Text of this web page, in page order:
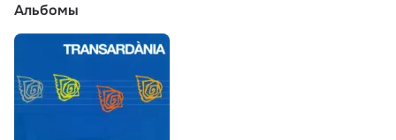
Альбомы